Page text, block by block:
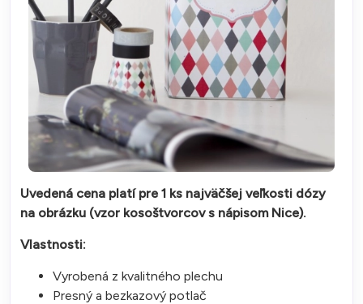
Uvedená cena platí pre 1 ks najväčšej veľkosti dózy
na obrázku (vzor kosoštvorcov s nápisom Nice).
Vlastnosti:
Vyrobená z kvalitného plechu
Presný a bezkazový potlač